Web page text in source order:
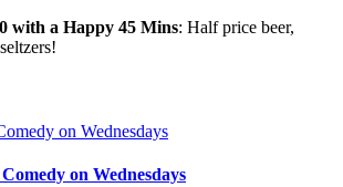
with a Happy 45 Mins: Half price beer,
on Wednesdays
on Wednesdays